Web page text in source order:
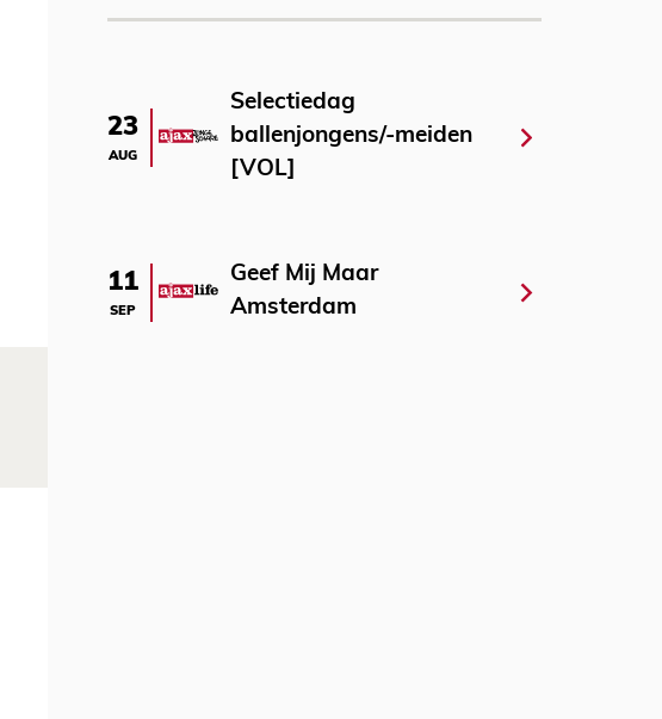
23
AUG
Selectiedag
ballenjongens/-meiden
[VOL]
11
SEP
Geef Mij Maar
Amsterdam